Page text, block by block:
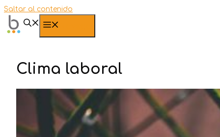
Saltar al contenido
Clima laboral